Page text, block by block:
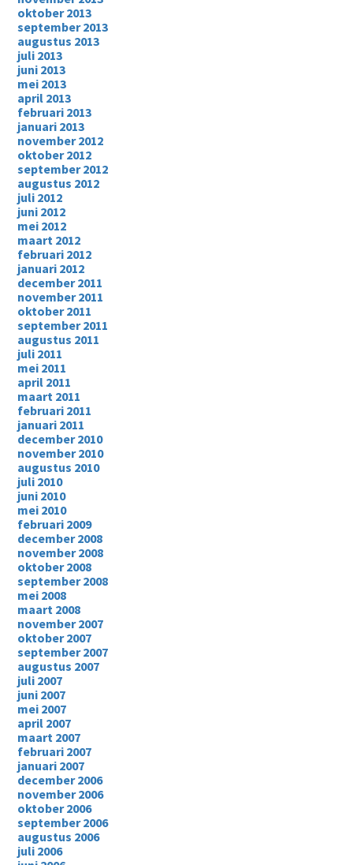
oktober 2013
september 2013
augustus 2013
juli 2013
juni 2013
mei 2013
april 2013
februari 2013
januari 2013
november 2012
oktober 2012
september 2012
augustus 2012
juli 2012
juni 2012
mei 2012
maart 2012
februari 2012
januari 2012
december 2011
november 2011
oktober 2011
september 2011
augustus 2011
juli 2011
mei 2011
april 2011
maart 2011
februari 2011
januari 2011
december 2010
november 2010
augustus 2010
juli 2010
juni 2010
mei 2010
februari 2009
december 2008
november 2008
oktober 2008
september 2008
mei 2008
maart 2008
november 2007
oktober 2007
september 2007
augustus 2007
juli 2007
juni 2007
mei 2007
april 2007
maart 2007
februari 2007
januari 2007
december 2006
november 2006
oktober 2006
september 2006
augustus 2006
juli 2006